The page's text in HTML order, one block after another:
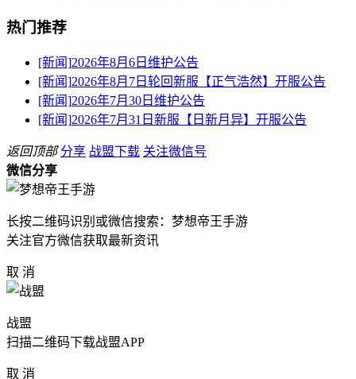
热门推荐
[新闻]2026年8月6日维护公告
[新闻]2026年8月7日轮回新服【正气浩然】开服公告
[新闻]2026年7月30日维护公告
[新闻]2026年7月31日新服【日新月异】开服公告
返回顶部 分享 战盟下载 关注微信号
微信分享
长按二维码识别或微信搜索：梦想帝王手游
关注官方微信获取最新资讯
取 消
战盟
扫描二维码下载战盟APP
取 消